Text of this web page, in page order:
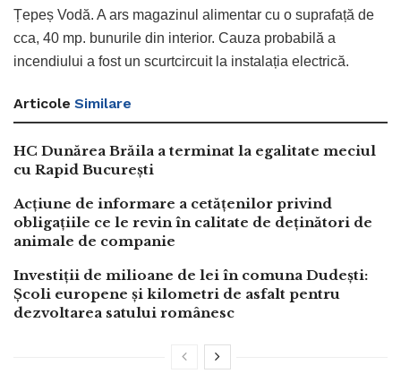
Țepeș Vodă. A ars magazinul alimentar cu o suprafață de
cca, 40 mp. bunurile din interior. Cauza probabilă a
incendiului a fost un scurtcircuit la instalația electrică.
Articole Similare
HC Dunărea Brăila a terminat la egalitate meciul
cu Rapid București
Acțiune de informare a cetățenilor privind
obligațiile ce le revin în calitate de deținători de
animale de companie
Investiții de milioane de lei în comuna Dudești:
Școli europene și kilometri de asfalt pentru
dezvoltarea satului românesc